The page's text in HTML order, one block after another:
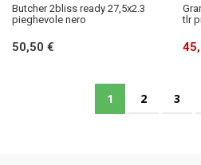
Butcher 2bliss ready 27,5x2.3
pieghevole nero
50,50 €
tlr
Attualmente
1 Pagina
2 3